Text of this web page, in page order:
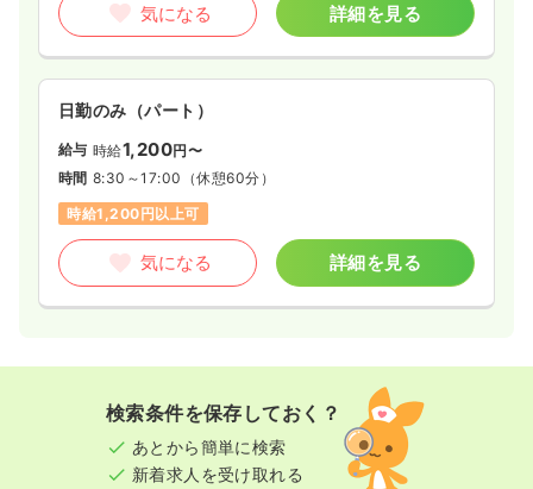
気になる 詳細を見る
日勤のみ（パート）
給与 時給1,200円〜
時間 8:30～17:00 （休憩60分）
時給1,200円以上可
気になる 詳細を見る
検索条件を保存しておく？
あとから簡単に検索
新着求人を受け取れる